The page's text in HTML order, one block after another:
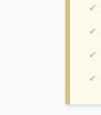
✔
✔
✔
✔